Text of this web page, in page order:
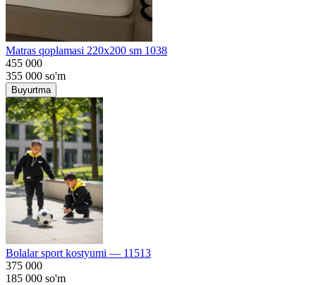
Matras qoplamasi 220x200 sm 1038
455 000
355 000 so'm
Buyurtma
Bolalar sport kostyumi — 11513
375 000
185 000 so'm